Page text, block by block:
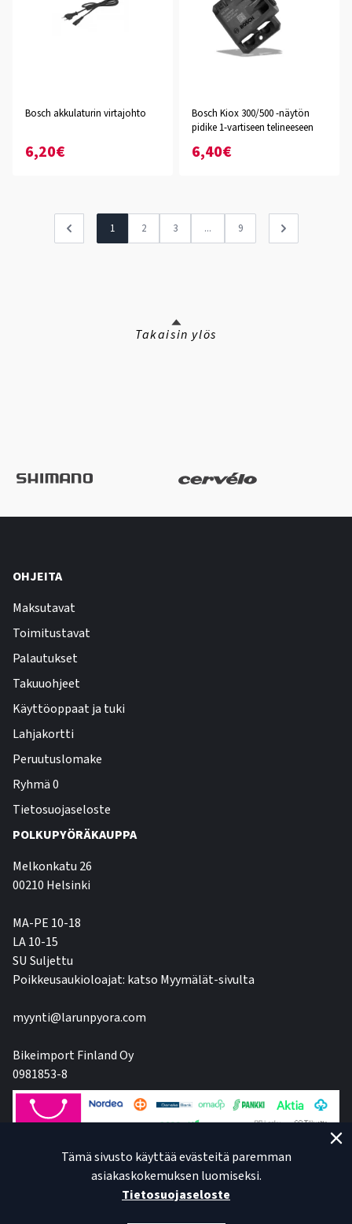
Bosch akkulaturin virtajohto
6,20€
Bosch Kiox 300/500 -näytön
pidike 1-vartiseen telineeseen
6,40€
1 2 3 ... 9
Takaisin ylös
OHJEITA
Maksutavat
Toimitustavat
Palautukset
Takuuohjeet
Käyttöoppaat ja tuki
Lahjakortti
Peruutuslomake
Ryhmä 0
Tietosuojaseloste
POLKUPYÖRÄKAUPPA
Melkonkatu 26
00210 Helsinki
MA-PE 10-18
LA 10-15
SU Suljettu
Poikkeusaukioloajat: katso Myymälät-sivulta
myynti@larunpyora.com
Bikeimport Finland Oy
0981853-8
Tämä sivusto käyttää evästeitä paremman
asiakaskokemuksen luomiseksi.
Tietosuojaseloste